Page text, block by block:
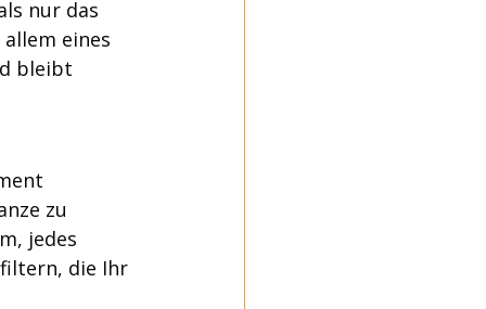
nur das
eines
bleibt
zu
jedes
die Ihr